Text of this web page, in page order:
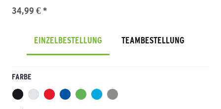
34,99 € *
EINZELBESTELLUNG TEAMBESTELLUNG
FARBE